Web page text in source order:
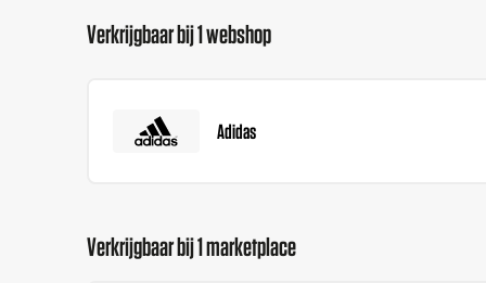
Verkrijgbaar bij 1 webshop
Adidas
Verkrijgbaar bij 1 marketplace